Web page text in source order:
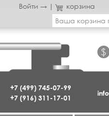
Войти → |
корзина
Ваша корзина
+7 (499) 745-07-99
+7 (916) 311-17-01
$